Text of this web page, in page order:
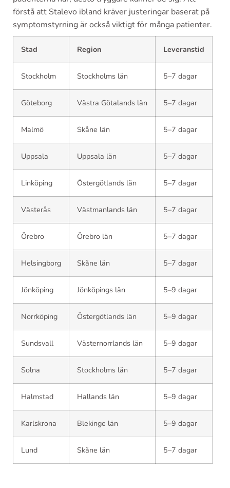
förstå att Stalevo ibland kräver justeringar baserat på
symptomstyrning är också viktigt för många patienter.
Stad Region Leveranstid
Stockholm Stockholms län 5–7 dagar
Göteborg Västra Götalands län 5–7 dagar
Malmö Skåne län 5–7 dagar
Uppsala Uppsala län 5–7 dagar
Linköping Östergötlands län 5–7 dagar
Västerås Västmanlands län 5–7 dagar
Örebro Örebro län 5–7 dagar
Helsingborg Skåne län 5–7 dagar
Jönköping Jönköpings län 5–9 dagar
Norrköping Östergötlands län 5–9 dagar
Sundsvall Västernorrlands län 5–9 dagar
Solna Stockholms län 5–7 dagar
Halmstad Hallands län 5–9 dagar
Karlskrona Blekinge län 5–9 dagar
Lund Skåne län 5–7 dagar